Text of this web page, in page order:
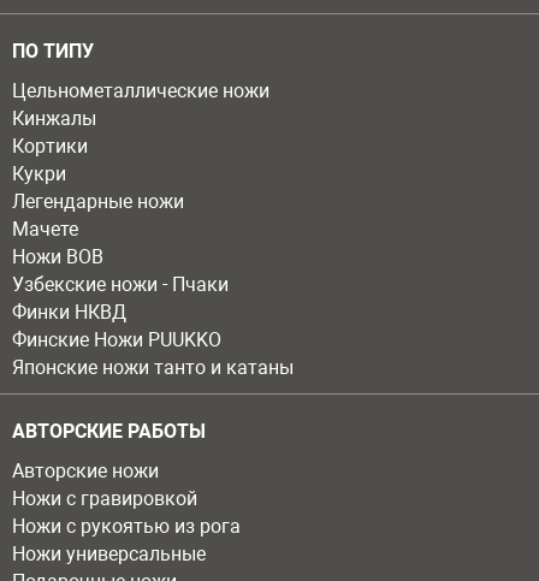
ПО ТИПУ
Цельнометаллические ножи
Кинжалы
Кортики
Кукри
Легендарные ножи
Мачете
Ножи ВОВ
Узбекские ножи - Пчаки
Финки НКВД
Финские Ножи PUUKKO
Японские ножи танто и катаны
АВТОРСКИЕ РАБОТЫ
Авторские ножи
Ножи с гравировкой
Ножи с рукоятью из рога
Ножи универсальные